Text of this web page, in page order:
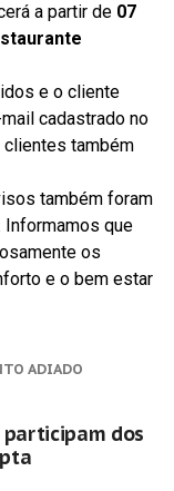
a partir de 07
e o cliente
cadastrado no
clientes também
também foram
que
os
e o bem estar
ADIADO
dos